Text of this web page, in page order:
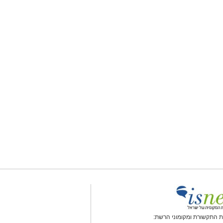
התקשורת ומקומוני הרשת: